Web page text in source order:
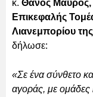
κ. Θάνος Μαύρος,
Επικεφαλής
Λιανεμπορίου
δήλωσε:
«Σε ένα σύνθετο
αγοράς, με ομάδες